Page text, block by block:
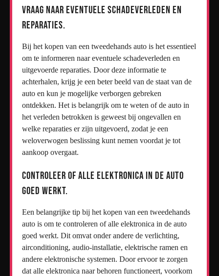
Vraag naar eventuele schadeverleden en
reparaties.
Bij het kopen van een tweedehands auto is het essentieel
om te informeren naar eventuele schadeverleden en
uitgevoerde reparaties. Door deze informatie te
achterhalen, krijg je een beter beeld van de staat van de
auto en kun je mogelijke verborgen gebreken
ontdekken. Het is belangrijk om te weten of de auto in
het verleden betrokken is geweest bij ongevallen en
welke reparaties er zijn uitgevoerd, zodat je een
weloverwogen beslissing kunt nemen voordat je tot
aankoop overgaat.
Controleer of alle elektronica in de auto
goed werkt.
Een belangrijke tip bij het kopen van een tweedehands
auto is om te controleren of alle elektronica in de auto
goed werkt. Dit omvat onder andere de verlichting,
airconditioning, audio-installatie, elektrische ramen en
andere elektronische systemen. Door ervoor te zorgen
dat alle elektronica naar behoren functioneert, voorkom